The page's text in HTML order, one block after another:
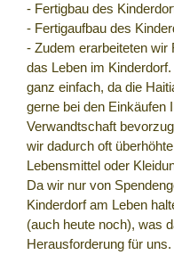
- Fertigbau des
- Fertigaufbau des
- Zudem erarbeiteten wir
das Leben im
ganz einfach, da die
gerne bei den Einkäufen
Verwandtschaft
wir dadurch oft
Lebensmittel oder
Da wir nur von
Kinderdorf am Leben
(auch heute noch), was
Herausforderung für uns.